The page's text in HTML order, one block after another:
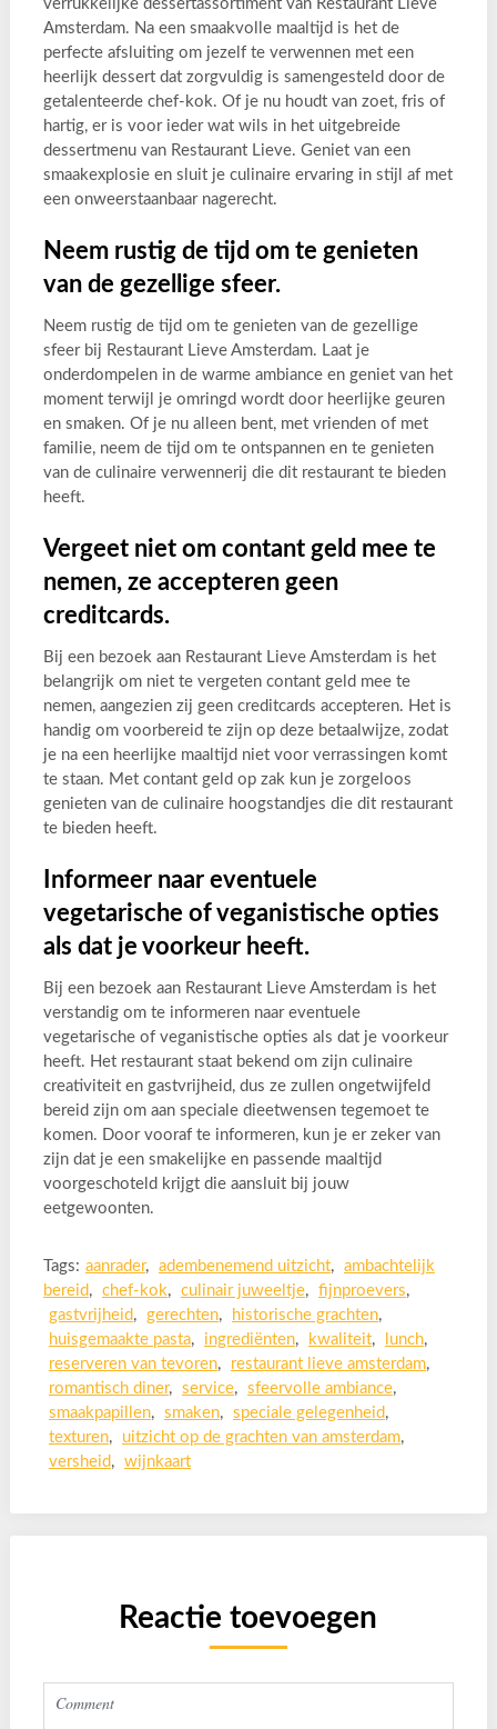
verrukkelijke dessertassortiment van Restaurant Lieve
Amsterdam. Na een smaakvolle maaltijd is het de
perfecte afsluiting om jezelf te verwennen met een
heerlijk dessert dat zorgvuldig is samengesteld door de
getalenteerde chef-kok. Of je nu houdt van zoet, fris of
hartig, er is voor ieder wat wils in het uitgebreide
dessertmenu van Restaurant Lieve. Geniet van een
smaakexplosie en sluit je culinaire ervaring in stijl af met
een onweerstaanbaar nagerecht.
Neem rustig de tijd om te genieten
van de gezellige sfeer.
Neem rustig de tijd om te genieten van de gezellige
sfeer bij Restaurant Lieve Amsterdam. Laat je
onderdompelen in de warme ambiance en geniet van het
moment terwijl je omringd wordt door heerlijke geuren
en smaken. Of je nu alleen bent, met vrienden of met
familie, neem de tijd om te ontspannen en te genieten
van de culinaire verwennerij die dit restaurant te bieden
heeft.
Vergeet niet om contant geld mee te
nemen, ze accepteren geen
creditcards.
Bij een bezoek aan Restaurant Lieve Amsterdam is het
belangrijk om niet te vergeten contant geld mee te
nemen, aangezien zij geen creditcards accepteren. Het is
handig om voorbereid te zijn op deze betaalwijze, zodat
je na een heerlijke maaltijd niet voor verrassingen komt
te staan. Met contant geld op zak kun je zorgeloos
genieten van de culinaire hoogstandjes die dit restaurant
te bieden heeft.
Informeer naar eventuele
vegetarische of veganistische opties
als dat je voorkeur heeft.
Bij een bezoek aan Restaurant Lieve Amsterdam is het
verstandig om te informeren naar eventuele
vegetarische of veganistische opties als dat je voorkeur
heeft. Het restaurant staat bekend om zijn culinaire
creativiteit en gastvrijheid, dus ze zullen ongetwijfeld
bereid zijn om aan speciale dieetwensen tegemoet te
komen. Door vooraf te informeren, kun je er zeker van
zijn dat je een smakelijke en passende maaltijd
voorgeschoteld krijgt die aansluit bij jouw
eetgewoonten.
Tags: aanrader, adembenemend uitzicht, ambachtelijk
bereid, chef-kok, culinair juweeltje, fijnproevers,
gastvrijheid, gerechten, historische grachten,
huisgemaakte pasta, ingrediënten, kwaliteit, lunch,
reserveren van tevoren, restaurant lieve amsterdam,
romantisch diner, service, sfeervolle ambiance,
smaakpapillen, smaken, speciale gelegenheid,
texturen, uitzicht op de grachten van amsterdam,
versheid, wijnkaart
Reactie toevoegen